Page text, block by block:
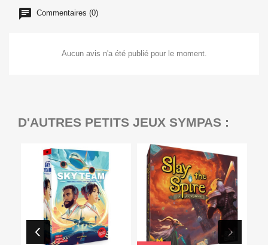
Commentaires (0)
Aucun avis n'a été publié pour le moment.
D'AUTRES PETITS JEUX SYMPAS :